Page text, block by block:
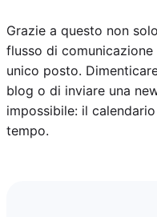
Grazie a questo non
flusso di
unico posto.
blog o di inviare una
impossibile: il
tempo.